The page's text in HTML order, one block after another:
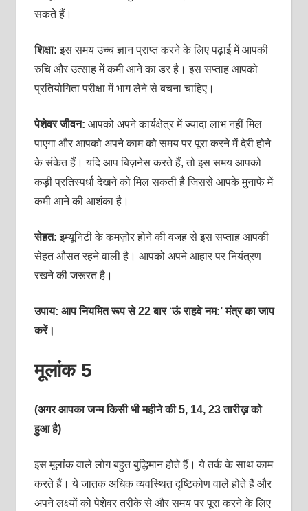
सकते हैं।
शिक्षा: इस समय उच्‍च ज्ञान प्राप्‍त करने के लिए पढ़ाई में आपकी
रुचि और उत्‍साह में कमी आने का डर है। इस सप्‍ताह आपको
प्रतियोगिता परीक्षा में भाग लेने से बचना चाहिए।
पेशेवर जीवन: आपको अपने कार्यक्षेत्र में ज्‍यादा लाभ नहीं मिल
पाएगा और आपको अपने काम को समय पर पूरा करने में देरी होने
के संकेत हैं। यदि आप बिज़नेस करते हैं, तो इस समय आपको
कड़ी प्रतिस्‍पर्धा देखने को मिल सकती है जिससे आपके मुनाफे में
कमी आने की आशंका है।
सेहत: इम्‍यूनिटी के कमज़ोर होने की वजह से इस सप्‍ताह आपकी
सेहत औसत रहने वाली है। आपको अपने आहार पर नियंत्रण
रखने की जरूरत है।
उपाय: आप नियमित रूप से 22 बार ‘ऊं राहवे नम:’ मंत्र का जाप
करें।
मूलांक 5
(अगर आपका जन्म किसी भी महीने की 5, 14, 23 तारीख़ को
हुआ है)
इस मूलांक वाले लोग बहुत बुद्धिमान होते हैं। ये तर्क के साथ काम
करते हैं। ये जातक अधिक व्‍यवस्थित दृष्टिकोण वाले होते हैं और
अपने लक्ष्‍यों को पेशेवर तरीके से और समय पर पूरा करने के लिए